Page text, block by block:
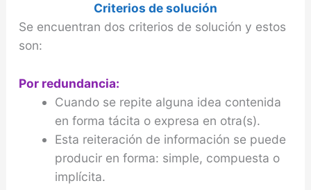
Criterios de solución
Se encuentran dos criterios de solución y estos
son:
Por redundancia:
Cuando se repite alguna idea contenida
en forma tácita o expresa en otra(s).
Esta reiteración de información se puede
producir en forma: simple, compuesta o
implícita.